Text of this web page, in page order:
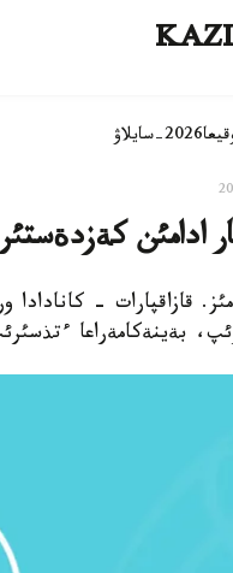
2026-سايلاۋ
ادامئن
1- تامئز. قازاقپارات -
بةينةكامةراعا